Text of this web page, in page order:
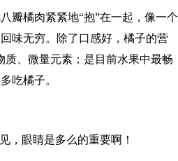
瓣橘肉紧紧地“抱”在一起，像一个
味无穷。除了口感好，橘子的营
、微量元素；是目前水果中最畅
吃橘子。
，眼睛是多么的重要啊！